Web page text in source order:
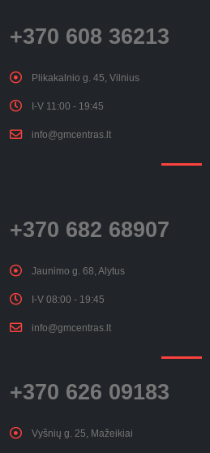
+370 608 36213
Plikakalnio g. 45, Vilnius
I-V 11:00 - 19:45
info@gmcentras.lt
+370 682 68907
Jaunimo g. 68, Alytus
I-V 08:00 - 19:45
info@gmcentras.lt
+370 626 09183
Vyšnių g. 25, Mažeikiai